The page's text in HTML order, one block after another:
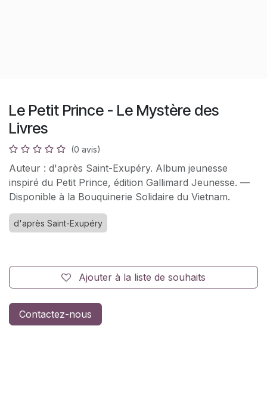
Le Petit Prince - Le Mystère des
Livres
(0 avis)
Auteur : d'après Saint-Exupéry. Album jeunesse
inspiré du Petit Prince, édition Gallimard Jeunesse. —
Disponible à la Bouquinerie Solidaire du Vietnam.
d'après Saint-Exupéry
Ajouter à la liste de souhaits
Contactez-nous